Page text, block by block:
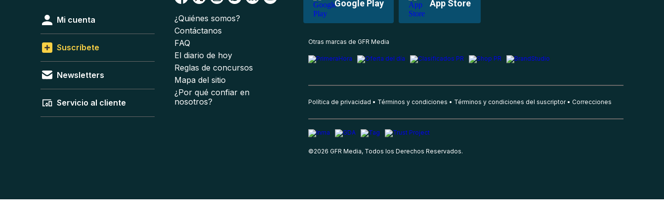
Google Play App Store
Mi cuenta
Suscríbete
Newsletters
Servicio al cliente
¿Quiénes somos?
Contáctanos
FAQ
El diario de hoy
Reglas de concursos
Mapa del sitio
¿Por qué confiar en
nosotros?
Otras marcas de GFR Media
Política de privacidad Términos y condiciones Términos y condiciones del suscriptor Correcciones
©2026 GFR Media, Todos los Derechos Reservados.